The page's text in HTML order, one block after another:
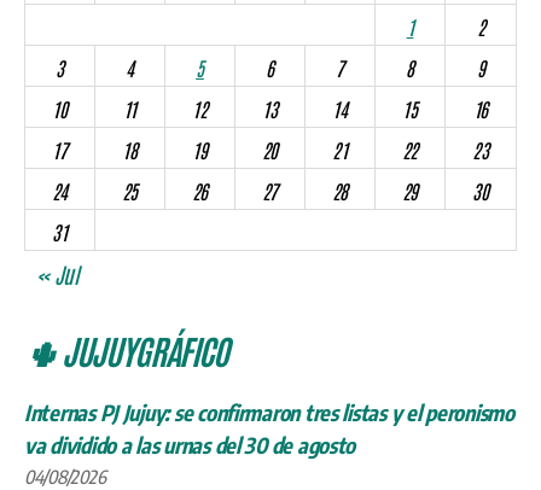
1
2
3
4 5 6 7 8
9
10
11 12 13 14 15
16
17
18 19 20 21 22
23
24
25 26 27 28 29
30
31
« Jul
🌵 JUJUYGRÁFICO
Internas PJ Jujuy: se confirmaron tres listas y el peronismo
va dividido a las urnas del 30 de agosto
04/08/2026